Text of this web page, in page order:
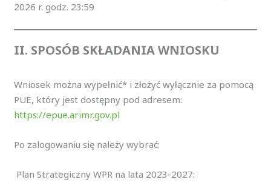
2026 r. godz. 23:59
II. SPOSÓB SKŁADANIA WNIOSKU
Wniosek można wypełnić* i złożyć wyłącznie za pomocą
PUE, który jest dostępny pod adresem:
https://epue.arimr.gov.pl
Po zalogowaniu się należy wybrać:
Plan Strategiczny WPR na lata 2023-2027: